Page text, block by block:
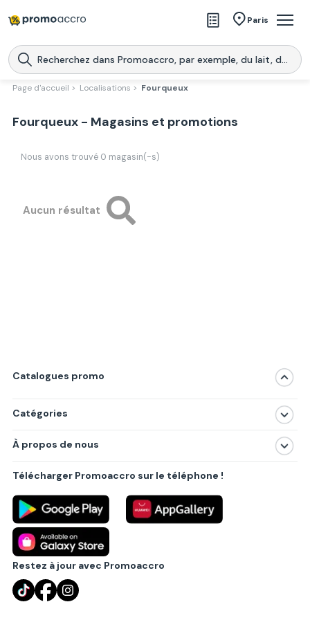
Paris
Magasins
Produits
Promoaccro
l'application
Page d'accueil > Localisations > Fourqueux
Fourqueux - Magasins et promotions
Nous avons trouvé 0 magasin(-s)
Aucun résultat
Catalogues promo
Catégories
Produits
Villes principales
À propos de nous
Politique de confidentialité
Règlements
Partenariat B2B
Blog
Contact
Télécharger Promoaccro sur le téléphone !
Restez à jour avec Promoaccro